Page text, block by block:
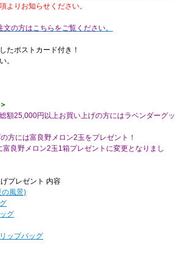
よりお知らせください。
の方はこちらをご覧ください。
たポストカード付き！
。
額25,000円以上お買い上げの方にはラベンダーグッ
方には富良野メロン2玉をプレゼント！
良野メロン2玉1箱プレゼントに変更となりまし
プレゼント 内容
の風景)
グ
ップバッグ